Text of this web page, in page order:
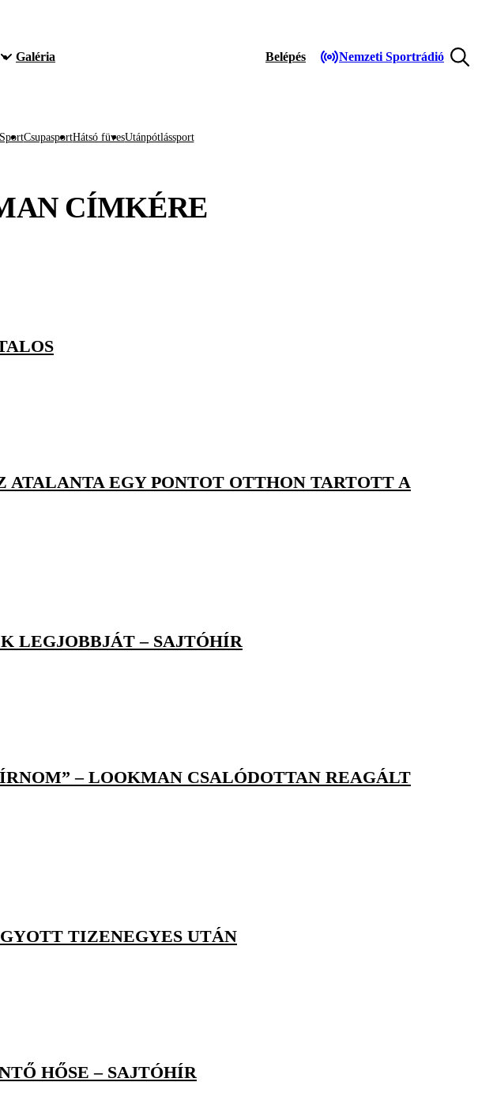
Galéria Belépés Nemzeti Sportrádió
CsupasportHátsó füvesUtánpótlássport
CÍMKÉRE
EGY PONTOT OTTHON TARTOTT A
LEGJOBBJÁT – SAJTÓHÍR
– LOOKMAN CSALÓDOTTAN REAGÁLT
TIZENEGYES UTÁN
HŐSE – SAJTÓHÍR